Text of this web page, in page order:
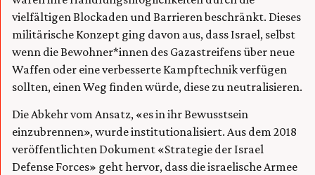
vielfältigen Blockaden und Barrieren beschränkt. Dieses
militärische Konzept ging davon aus, dass Israel, selbst
wenn die Bewohner*innen des Gazastreifens über neue
Waffen oder eine verbesserte Kampftechnik verfügen
sollten, einen Weg finden würde, diese zu neutralisieren.
Die Abkehr vom Ansatz, «es in ihr Bewusstsein
einzubrennen», wurde institutionalisiert. Aus dem 2018
veröffentlichten Dokument «Strategie der Israel
Defense Forces» geht hervor, dass die israelische Armee